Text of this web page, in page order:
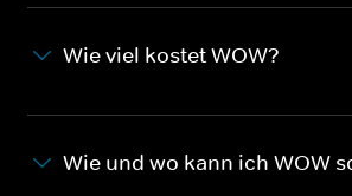
Wie viel kostet WOW?
Wie und wo kann ich WOW